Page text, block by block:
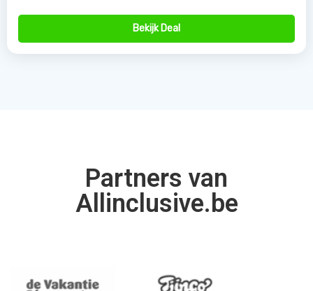
Bekijk Deal
Partners van
Allinclusive.be